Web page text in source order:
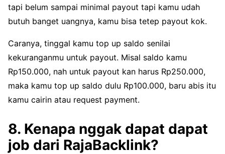
tapi belum sampai minimal payout tapi kamu udah
butuh banget uangnya, kamu bisa tetep payout kok.
Caranya, tinggal kamu top up saldo senilai
kekuranganmu untuk payout. Misal saldo kamu
Rp150.000, nah untuk payout kan harus Rp250.000,
maka kamu top up saldo dulu Rp100.000, baru abis itu
kamu cairin atau request payment.
8. Kenapa nggak dapat dapat
job dari RajaBacklink?